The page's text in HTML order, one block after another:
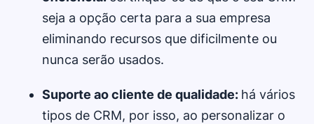
seja a opção certa para a sua empresa
eliminando recursos que dificilmente ou
nunca serão usados.
Suporte ao cliente de qualidade: há vários
tipos de CRM, por isso, ao personalizar o